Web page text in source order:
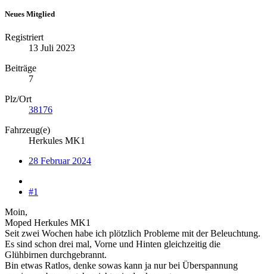
Neues Mitglied
Registriert
13 Juli 2023
Beiträge
7
Plz/Ort
38176
Fahrzeug(e)
Herkules MK1
28 Februar 2024
#1
Moin,
Moped Herkules MK1
Seit zwei Wochen habe ich plötzlich Probleme mit der Beleuchtung.
Es sind schon drei mal, Vorne und Hinten gleichzeitig die
Glühbirnen durchgebrannt.
Bin etwas Ratlos, denke sowas kann ja nur bei Überspannung